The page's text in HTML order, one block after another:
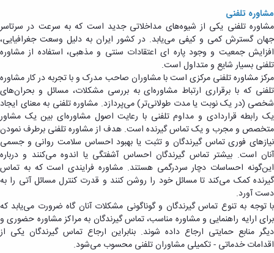
فعالیت
مرکز
مشاوره
تماس
با
ما
-تحصیلی
اساسنامه
همیاران
سلامت
طرح
پیام
طرح
سیمای
زندگی
خداقوت
طرح
انطباق
شغلی
طرح
نشاط
کارگاههای
آموزشی
مرکز
مشاوره
فایل
های
آموزشی
و
فرایندها
واحد
ارتباط
خانواده
خانه
مراکز
مشاوره
دانشجویی
منطقه
4
کشوری
مشاوران
مرکز
خدمات
مرکز
مشاوره تلفنی
مشاوره تلفنی یکی از شیوه‌های مداخلاتی جدید است که به سرعت در سرتاسر
جهان گسترش کمی و کیفی می‌یابد. در کشور ایران به دلیل وسعت جغرافیایی،
افزایش جمعیت و وجود پاره ای اعتقادات سنتی و مذهبی، استفاده از مشاوره
تلفنی بسیار شایع و متداول است.
مرکز مشاوره تلفنی مرکزی است با مشاوران صاحب مدرک و با تجربه در کار مشاوره
تلفنی که با برقراری ارتباط مشاوره‌ای به بررسی مشکلات، مسائل و بحران‌های
شخصی (در یک نوبت یا مدت طولانی‌تر) می‌پردازد. مشاوره تلفنی به معنای ایجاد
یک رابطه قراردادی و مداوم تلفنی با رعایت اصول مشاوره‌ای بین یک مشاور
متخصص و مجرب و یک تماس گیرنده است. هدف از مشاوره تلفنی برطرف نمودن
نیازهای فوری تماس گیرندگان و تثبت یا بهبود احساس سلامت روانی و جسمی
آنان است. بیشتر تماس گیرندگان احساس آشفتگی یا اندوه می‌کنند و درباره
این‌گونه احساسات دچار سردرگمی هستند. مشاوره فرایندی است که به تماس
گیرنده کمک می‌کند تا مسائل خود را روشن کنند و قدرت کنترل مسائل آتی را به
دست آورد.
با توجه به تنوع تماس گیرندگان و گوناگونی مشکلات آنان گاه ضرورت می‌یابد که
برای ارایه راهنمایی و مشاوره مناسب، تماس گیرندگان به مراکز مشاوره حضوری و
دیگر منابع حمایتی ارجاع داده شوند. بنابراین ارجاع تماس گیرندگان یکی از
اقدامات خدماتی - تکمیلی مشاوران تلفنی محسوب می‌شود.